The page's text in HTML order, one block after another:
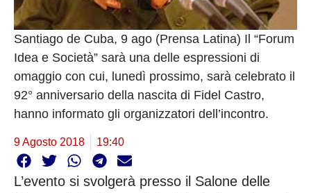
Santiago de Cuba, 9 ago (Prensa Latina) Il “Forum
Idea e Società” sarà una delle espressioni di
omaggio con cui, lunedì prossimo, sarà celebrato il
92° anniversario della nascita di Fidel Castro,
hanno informato gli organizzatori dell’incontro.
9 Agosto 2018 19:40
L’evento si svolgerà presso il Salone delle